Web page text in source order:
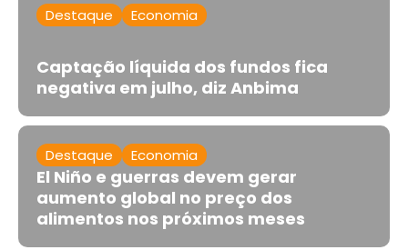
Destaque Economia
Captação líquida dos fundos fica
negativa em julho, diz Anbima
Destaque Economia
El Niño e guerras devem gerar
aumento global no preço dos
alimentos nos próximos meses